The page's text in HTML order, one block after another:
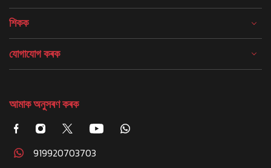
শিকক
যোগাযোগ কৰক
আমাক অনুসৰণ কৰক
919920703703